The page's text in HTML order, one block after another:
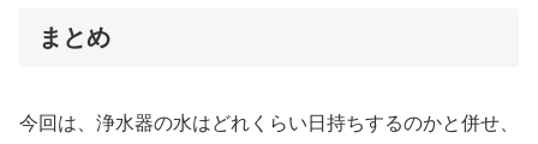
まとめ
今回は、浄水器の水はどれくらい日持ちするのかと併せ、